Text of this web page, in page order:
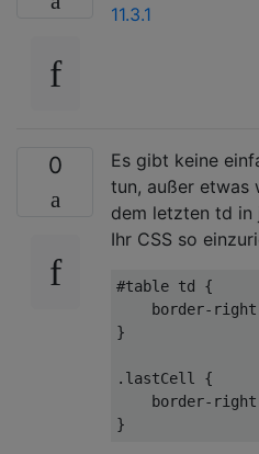
11.3.1
0
Es gibt keine
tun, außer etwas
dem letzten td in
Ihr CSS so
#table td {
border-right
}
.lastCell
{
border-right